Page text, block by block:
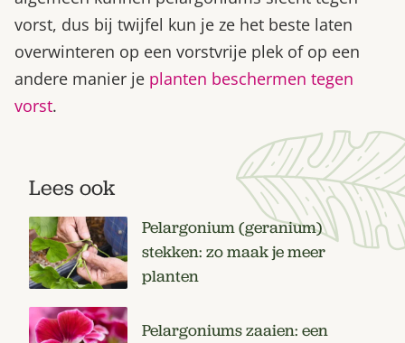
vorst, dus bij twijfel kun je ze het beste laten
overwinteren op een vorstvrije plek of op een
andere manier je planten beschermen tegen
vorst.
Lees ook
Pelargonium (geranium)
stekken: zo maak je meer
planten
Pelargoniums zaaien: een